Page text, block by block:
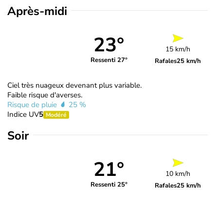
Après-midi
23°
Ressenti 27°
15 km/h
Rafales25 km/h
Ciel très nuageux devenant plus variable.
Faible risque d'averses.
Risque de pluie
25 %
Indice UV5 Modéré
Soir
21°
Ressenti 25°
10 km/h
Rafales25 km/h